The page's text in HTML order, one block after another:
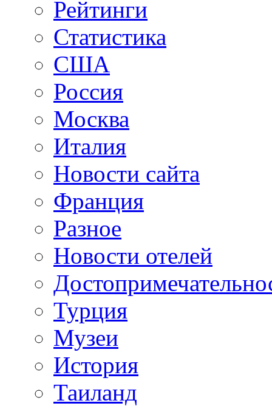
Рейтинги
Статистика
США
Россия
Москва
Италия
Новости сайта
Франция
Разное
Новости отелей
Турция
Музеи
История
Таиланд